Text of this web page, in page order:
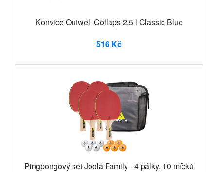
Konvice Outwell Collaps 2,5 l Classic Blue
516 Kč
Pingpongový set Joola Family - 4 pálky, 10 míčků